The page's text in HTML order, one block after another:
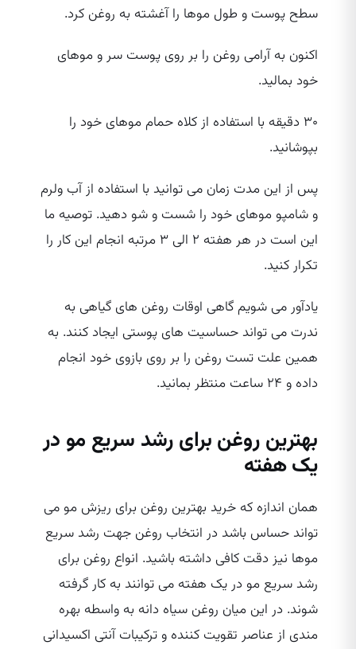
سطح پوست و طول موها را آغشته به روغن کرد.
اکنون به آرامی روغن را بر روی پوست سر و موهای
خود بمالید.
۳۰ دقیقه با استفاده از کلاه حمام موهای خود را
بپوشانید.
پس از این مدت زمان می‌ توانید با استفاده از آب ولرم
و شامپو موهای خود را شست و شو دهید. توصیه ما
این است در هر هفته ۲ الی ۳ مرتبه انجام این کار را
تکرار کنید.
یادآور می‌ شویم گاهی اوقات روغن‌ های گیاهی به
ندرت می‌ تواند حساسیت‌ های پوستی ایجاد کنند. به
همین علت تست روغن را بر روی بازوی خود انجام
داده و ۲۴ ساعت منتظر بمانید.
بهترین روغن برای رشد سریع مو در
یک هفته
همان اندازه که خرید بهترین روغن برای ریزش مو می‌
تواند حساس باشد در انتخاب روغن جهت رشد سریع
موها نیز دقت کافی داشته باشید. انواع روغن برای
رشد سریع مو در یک هفته می‌ توانند به کار گرفته
شوند. در این میان روغن سیاه دانه به واسطه بهره‌
مندی از عناصر تقویت کننده و ترکیبات آنتی اکسیدانی